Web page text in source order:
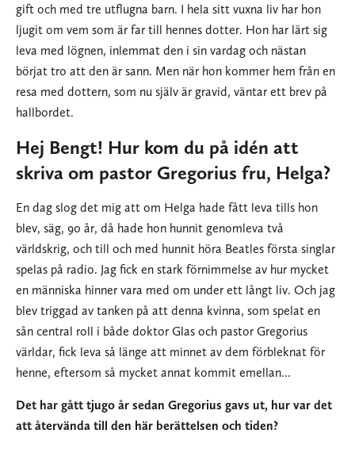
gift och med tre utflugna barn. I hela sitt vuxna liv har hon
ljugit om vem som är far till hennes dotter. Hon har lärt sig
leva med lögnen, inlemmat den i sin vardag och nästan
börjat tro att den är sann. Men när hon kommer hem från en
resa med dottern, som nu själv är gravid, väntar ett brev på
hallbordet.
Hej Bengt! Hur kom du på idén att
skriva om pastor Gregorius fru, Helga?
En dag slog det mig att om Helga hade fått leva tills hon
blev, säg, 90 år, då hade hon hunnit genomleva två
världskrig, och till och med hunnit höra Beatles första singlar
spelas på radio. Jag fick en stark förnimmelse av hur mycket
en människa hinner vara med om under ett långt liv. Och jag
blev triggad av tanken på att denna kvinna, som spelat en
sån central roll i både doktor Glas och pastor Gregorius
världar, fick leva så länge att minnet av dem förbleknat för
henne, eftersom så mycket annat kommit emellan...
Det har gått tjugo år sedan Gregorius gavs ut, hur var det
att återvända till den här berättelsen och tiden?